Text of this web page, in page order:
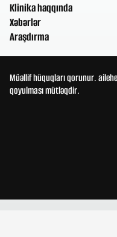
Klinika haqqında
Xəbərlər
Araşdırma
Müəllif hüquqları qorunur.
qoyulması mütləqdir.